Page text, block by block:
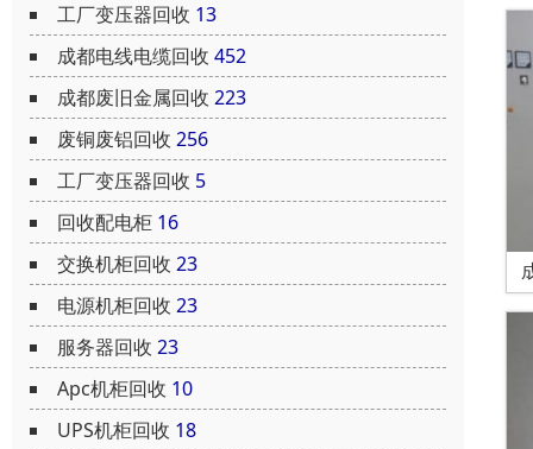
工厂变压器回收 13
成都电线电缆回收 452
成都废旧金属回收 223
废铜废铝回收 256
工厂变压器回收 5
回收配电柜 16
交换机柜回收 23
电源机柜回收 23
服务器回收 23
Apc机柜回收 10
UPS机柜回收 18